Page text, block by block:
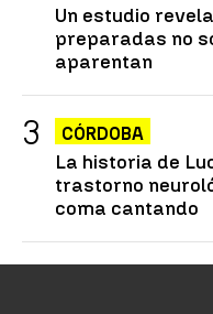
Un estudio
preparadas no
aparentan
CÓRDOBA
La historia de
trastorno
coma cantando